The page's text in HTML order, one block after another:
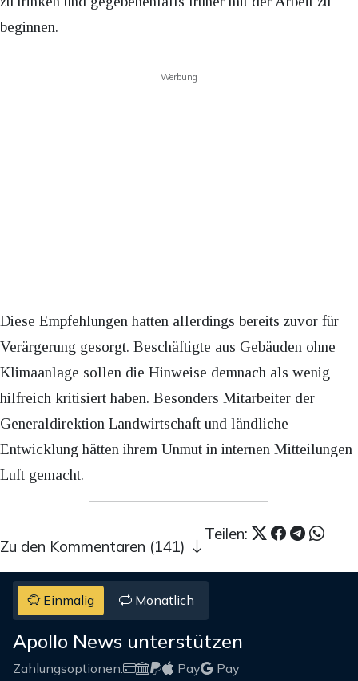
beginnen.
Werbung
Diese Empfehlungen hatten allerdings bereits zuvor für
Verärgerung gesorgt. Beschäftigte aus Gebäuden ohne
Klimaanlage sollen die Hinweise demnach als wenig
hilfreich kritisiert haben. Besonders Mitarbeiter der
Generaldirektion Landwirtschaft und ländliche
Entwicklung hätten ihrem Unmut in internen Mitteilungen
Luft gemacht.
Teilen:
Zu den Kommentaren (141)
Einmalig Monatlich
Apollo News unterstützen
Zahlungsoptionen: Pay
Pay